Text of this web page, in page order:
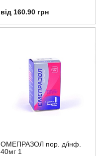
від 160.90 грн
ОМЕПРАЗОЛ пор. д/інф.
40мг 1